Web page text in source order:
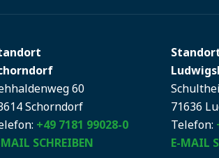
60
Schorndorf
+49 7181 99028-0
SCHREIBEN
71636
Telefon:
E-MAIL